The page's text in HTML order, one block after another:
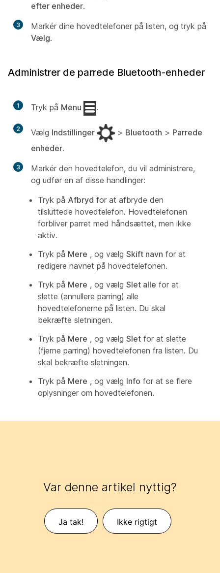
efter enheder.
3
Markér dine hovedtelefoner på listen, og tryk på
Vælg.
Administrer de parrede Bluetooth-enheder
1 Tryk på Menu .
2 Vælg Indstillinger > Bluetooth > Parrede
enheder.
3
Markér den hovedtelefon, du vil administrere,
og udfør en af disse handlinger:
Tryk på Afbryd for at afbryde den
tilsluttede hovedtelefon. Hovedtelefonen
forbliver parret med håndsættet, men ikke
aktiv.
Tryk på Mere , og vælg Skift navn for at
redigere navnet på hovedtelefonen.
Tryk på Mere , og vælg Slet alle for at
slette (annullere parring) alle
hovedtelefonerne på listen. Du skal
bekræfte sletningen.
Tryk på Mere , og vælg Slet for at slette
(fjerne parring) hovedtelefonen fra listen. Du
skal bekræfte sletningen.
Tryk på Mere , og vælg Info for at se flere
oplysninger om hovedtelefonen.
Var denne artikel nyttig?
Ja tak! Ikke rigtigt